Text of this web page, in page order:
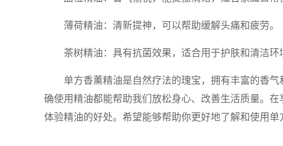
薄荷精油：清新提神，可以帮助缓解头痛和疲劳。
茶树精油：具有抗菌效果，适合用于护肤和清洁环
单方香薰精油是自然疗法的瑰宝，拥有丰富的香
确使用精油都能帮助我们放松身心、改善生活质量。
体验精油的好处。希望能够帮助你更好地了解和使用单